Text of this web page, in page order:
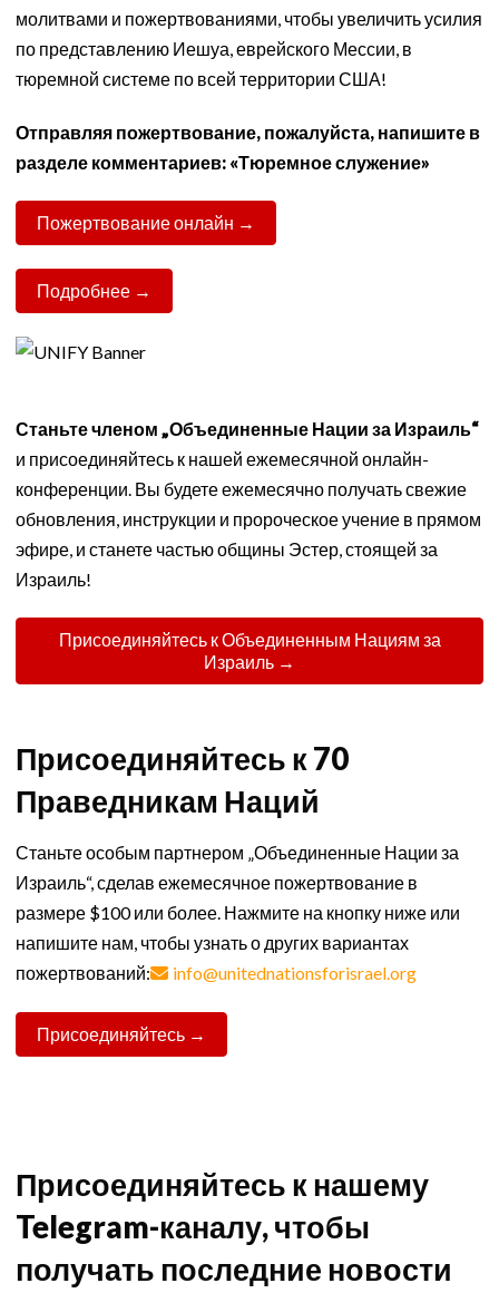
молитвами и пожертвованиями, чтобы увеличить усилия
по представлению Иешуа, еврейского Мессии, в
тюремной системе по всей территории США!
Отправляя пожертвование, пожалуйста, напишите в
разделе комментариев: «Тюремное служение»
Пожертвование онлайн →
Подробнее →
Станьте членом „Объединенные Нации за Израиль“
и присоединяйтесь к нашей ежемесячной онлайн-
конференции. Вы будете ежемесячно получать свежие
обновления, инструкции и пророческое учение в прямом
эфире, и станете частью общины Эстер, стоящей за
Израиль!
Присоединяйтесь к Объединенным Нациям за
Израиль →
Присоединяйтесь к 70
Праведникам Наций
Станьте особым партнером „Объединенные Нации за
Израиль“, сделав ежемесячное пожертвование в
размере $100 или более. Нажмите на кнопку ниже или
напишите нам, чтобы узнать о других вариантах
пожертвований:
info@unitednationsforisrael.org
Присоединяйтесь →
Присоединяйтесь к нашему
Telegram-каналу, чтобы
получать последние новости